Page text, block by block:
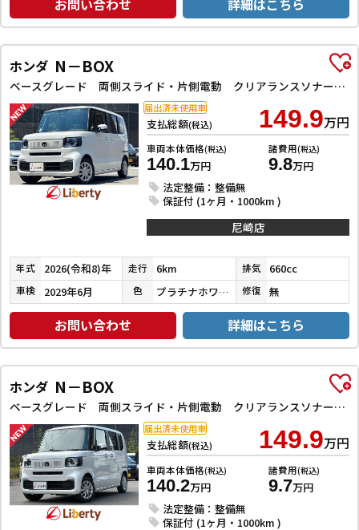
お問い合わせ 詳細はこちら
ホンダ N－BOX
ベースグレード 両側スライド・片側電動 クリアランスソナー オートクルーズコントロール オートライト スマートキー アイドリングストップ 電動格納ミラー シートヒーター ベンチシート CVT ABS
支払総額(税込) 149.9万円
車両本体価格(税込)
140.1万円
諸費用(税込)
9.8万円
法定整備：整備無
保証付 (1ヶ月・1000km )
届出済未使用車
尼崎店
年式 2026(令和8)年 走行 6km 排気 660cc
車検 2029年6月 色 プラチナホワイトパール 修復 無
お問い合わせ 詳細はこちら
ホンダ N－BOX
ベースグレード 両側スライド・片側電動 クリアランスソナー オートクルーズコントロール レーンアシスト 衝突被害軽減システム オートライト LEDヘッドランプ スマートキー アイドリングストップ
支払総額(税込) 149.9万円
車両本体価格(税込)
140.2万円
諸費用(税込)
9.7万円
法定整備：整備無
保証付 (1ヶ月・1000km )
届出済未使用車